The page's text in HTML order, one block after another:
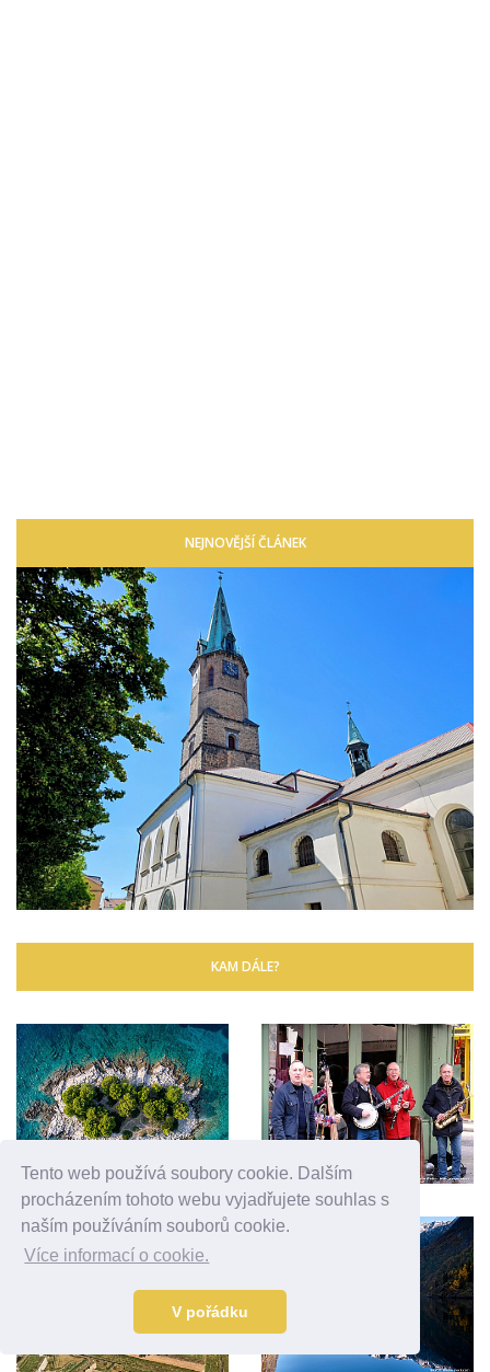
Tento web používá soubory cookie. Dalším
procházením tohoto webu vyjadřujete souhlas s
naším používáním souborů cookie.
Více informací o cookie.
V pořádku
NEJNOVĚJŠÍ ČLÁNEK
KAM DÁLE?